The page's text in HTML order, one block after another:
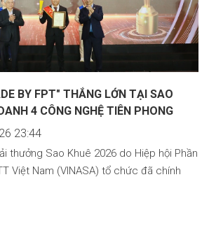
BY FPT" THẮNG LỚN TẠI SAO
4 CÔNG NGHỆ TIÊN PHONG
23:44
thưởng Sao Khuê 2026 do Hiệp hội Phần
Việt Nam (VINASA) tổ chức đã chính